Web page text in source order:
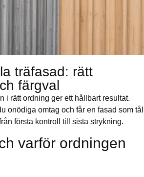
träfasad: rätt
färgval
i rätt ordning ger ett hållbart resultat.
onödiga omtag och får en fasad som tål
första kontroll till sista strykning.
varför ordningen